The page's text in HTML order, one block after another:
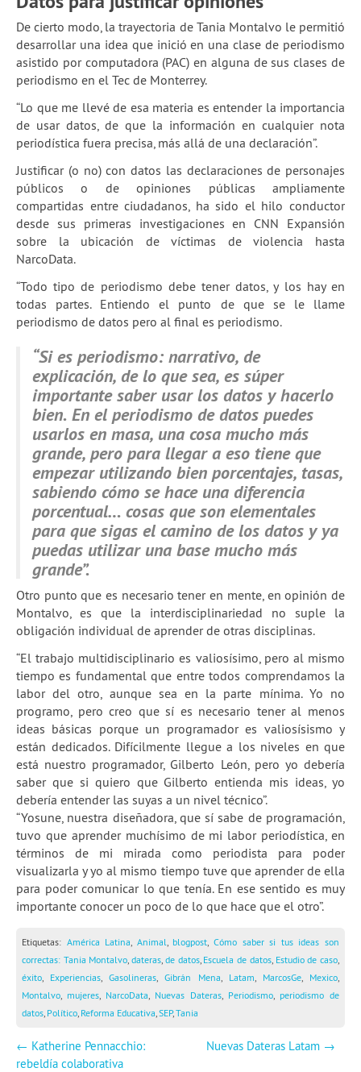
De cierto modo, la trayectoria de Tania Montalvo le permitió
desarrollar una idea que inició en una clase de periodismo
asistido por computadora (PAC) en alguna de sus clases de
periodismo en el Tec de Monterrey.
“Lo que me llevé de esa materia es entender la importancia
de usar datos, de que la información en cualquier nota
periodística fuera precisa, más allá de una declaración”.
Justificar (o no) con datos las declaraciones de personajes
públicos o de opiniones públicas ampliamente
compartidas entre ciudadanos, ha sido el hilo conductor
desde sus primeras investigaciones en CNN Expansión
sobre la ubicación de víctimas de violencia hasta
NarcoData.
“Todo tipo de periodismo debe tener datos, y los hay en
todas partes. Entiendo el punto de que se le llame
periodismo de datos pero al final es periodismo.
“Si es periodismo: narrativo, de
explicación, de lo que sea, es súper
importante saber usar los datos y hacerlo
bien. En el periodismo de datos puedes
usarlos en masa, una cosa mucho más
grande, pero para llegar a eso tiene que
empezar utilizando bien porcentajes, tasas,
sabiendo cómo se hace una diferencia
porcentual… cosas que son elementales
para que sigas el camino de los datos y ya
puedas utilizar una base mucho más
grande”.
Otro punto que es necesario tener en mente, en opinión de
Montalvo, es que la interdisciplinariedad no suple la
obligación individual de aprender de otras disciplinas.
“El trabajo multidisciplinario es valiosísimo, pero al mismo
tiempo es fundamental que entre todos comprendamos la
labor del otro, aunque sea en la parte mínima. Yo no
programo, pero creo que sí es necesario tener al menos
ideas básicas porque un programador es valiosísismo y
están dedicados. Difícilmente llegue a los niveles en que
está nuestro programador, Gilberto León, pero yo debería
saber que si quiero que Gilberto entienda mis ideas, yo
debería entender las suyas a un nivel técnico”.
“Yosune, nuestra diseñadora, que sí sabe de programación,
tuvo que aprender muchísimo de mi labor periodística, en
términos de mi mirada como periodista para poder
visualizarla y yo al mismo tiempo tuve que aprender de ella
para poder comunicar lo que tenía. En ese sentido es muy
importante conocer un poco de lo que hace que el otro”.
Etiquetas: América Latina, Animal, blogpost,Cómo saber si tus ideas son
correctas: Tania Montalvo,dateras, de datos, Escuela de datos, Estudio de caso,
éxito, Experiencias, Gasolineras, Gibrán Mena, Latam, MarcosGe, Mexico,
Montalvo, mujeres, NarcoData, Nuevas Dateras, Periodismo, periodismo de
datos, Político, Reforma Educativa,SEP,Tania
← Katherine Pennacchio:
rebeldía colaborativa
Nuevas Dateras Latam →